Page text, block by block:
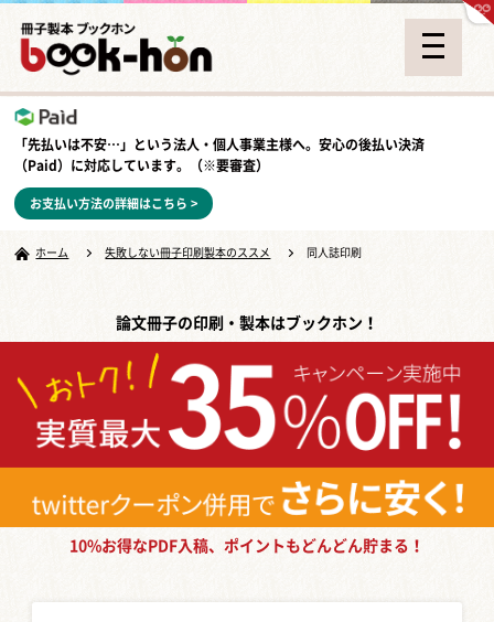
「先払いは不安…」という法人・個人事業主様へ。安心の後払い決済
（Paid） に対応しています。（※要審査）
お支払い方法の詳細はこちら >
ホーム 失敗しない冊子印刷製本のススメ 同人誌印刷
論文冊子の印刷・製本はブックホン！
10%お得なPDF入稿、ポイントもどんどん貯まる！